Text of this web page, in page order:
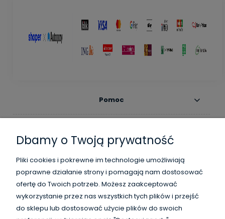
Pomoc
Informacje
O nas
Dbamy o Twoją prywatność
Pliki cookies i pokrewne im technologie umożliwiają
poprawne działanie strony i pomagają nam dostosować
ofertę do Twoich potrzeb. Możesz zaakceptować
wykorzystanie przez nas wszystkich tych plików i przejść
do sklepu lub dostosować użycie plików do swoich